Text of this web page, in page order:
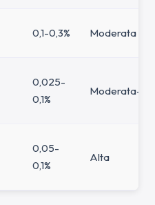
0,1-0,3% Moderata
0,025-
0,1%
Moderata-
0,05-
0,1%
Alta